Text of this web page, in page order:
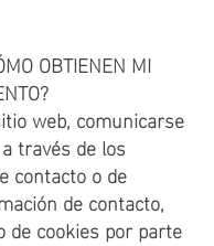
OBTIENEN MI
web, comunicarse
través de los
contacto o de
de contacto,
de cookies por parte